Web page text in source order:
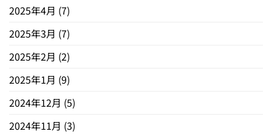
2025年4月 (7)
2025年3月 (7)
2025年2月 (2)
2025年1月 (9)
2024年12月 (5)
2024年11月 (3)